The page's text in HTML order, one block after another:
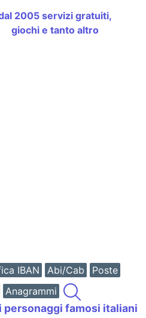
2005 servizi gratuiti,
giochi e tanto altro
IBAN Abi/Cab
Poste
Anagrammi
personaggi famosi italiani